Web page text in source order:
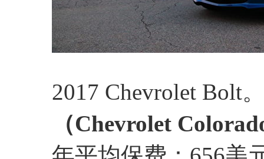
2017 Chevrolet Bolt
（Chevrolet